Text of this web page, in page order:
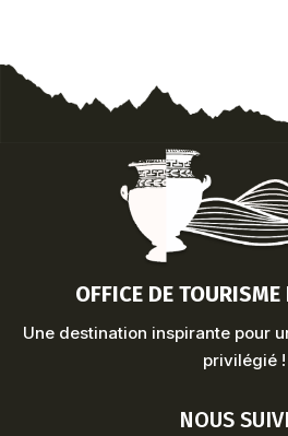
OFFICE DE TOURISME
Une destination inspirante pour
privilégié !
NOUS